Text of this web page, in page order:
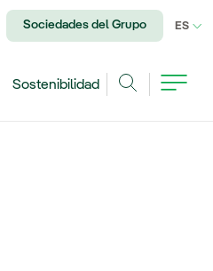
Sociedades del Grupo ES
Sostenibilidad